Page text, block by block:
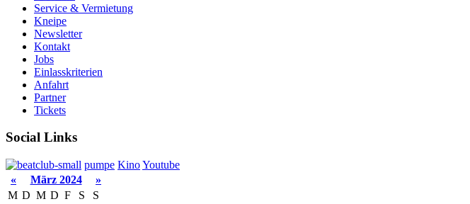
Service & Vermietung
Kneipe
Newsletter
Kontakt
Jobs
Einlasskriterien
Anfahrt
Partner
Tickets
Social Links
pumpe KinoYoutube
«
März 2024
»
M D M D F S
S